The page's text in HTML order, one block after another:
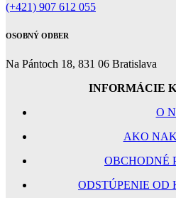
(+421) 907 612 055
OSOBNÝ ODBER
Na Pántoch 18, 831 06 Bratislava
INFORMÁCIE
O
AKO
OBCHODNÉ
ODSTÚPENIE OD